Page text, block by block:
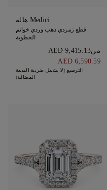
Medici هالة
قطع زمردي ذهب وردي خواتم
الخطوبة
منAED 9,415.13
AED 6,590.59
الترصيع (لا يشمل ضريبة القيمة
المضافة)